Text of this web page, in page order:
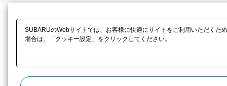
SUBARUのWebサイトでは、お客様に快適にサイトをご利用いただく
場合は、「クッキー設定」をクリックしてください。​